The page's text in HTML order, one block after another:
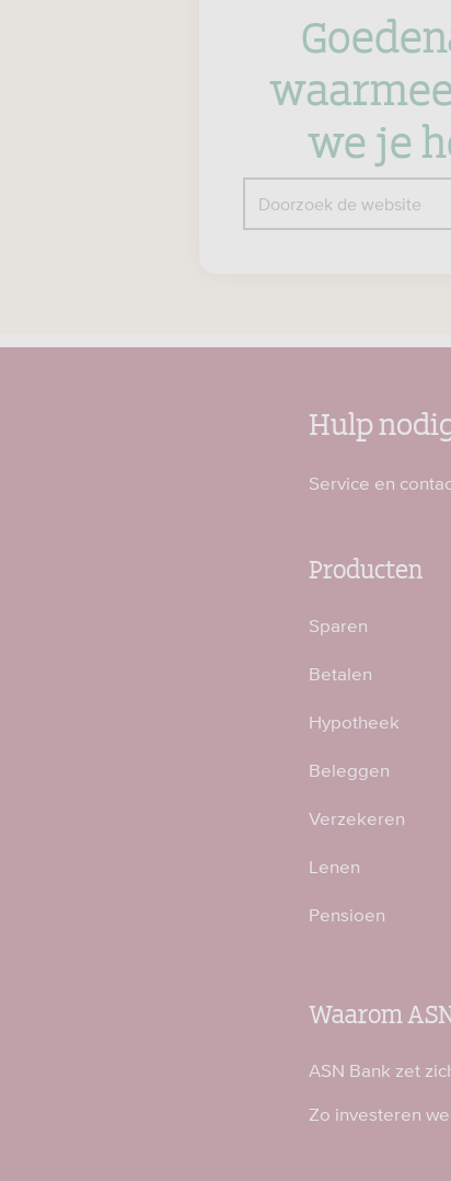
we je
Doorzoek de website
Hulp
Service en
Producten
Sparen
Betalen
Hypotheek
Beleggen
Verzekeren
Lenen
Pensioen
Waarom
ASN Bank zet
Zo investeren